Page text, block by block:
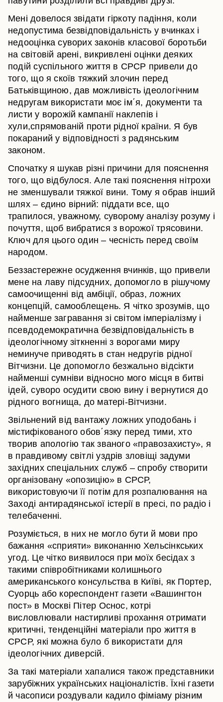
Мені довелося звідати гіркоту падіння, коли
недопустима безвідповідальність у вчинках і
недооцінка суворих законів класової боротьби
на світовій арені, викривлені оцінки деяких
подій суспільного життя в СРСР привели до
того, що я скоїв тяжкий злочин перед
Батьківщиною, дав можливість ідеологічним
недругам використати моє ім΄я, документи та
листи у ворожій кампанії наклепів і
хули,спрямованій проти рідної країни. Я був
покараний у відповідності з радянським
законом.
Спочатку я шукав різні причини для пояснення
того, що відбулося. Але такі пояснення нітрохи
не зменшували тяжкої вини. Тому я обрав інший
шлях – єдино вірний: піддати все, що
трапилося, уважному, суворому аналізу розуму і
почуття, щоб вибратися з ворожої трясовини.
Ключ для цього один – чесність перед своїм
народом.
Беззастережне осудження вчинків, що привели
мене на лаву підсудних, допомогло в рішучому
самоочищенні від амбіції, образ, ложних
концепцій, самооблещень. Я чітко зрозумів, що
найменше загравання зі світом імперіалізму і
псевдодемократична безвідповідальність в
ідеологічному зіткненні з ворогами миру
неминуче приводять в стан недругів рідної
Вітчизни. Це допомогло безжально відсікти
найменші сумніви відносно мого місця в битві
ідей, суворо осудити свою вину і вернутися до
рідного вогнища, до матері-Вітчизни.
Звільнений від вантажу ложних уподобань і
містифікованого обов΄язку перед тими, хто
творив апологію так званого «правозахисту», я
в правдивому світлі уздрів зловіщі задуми
західних спеціальних служб – спробу створити
організовану «опозицію» в СРСР,
використовуючи її потім для розпалювання на
Заході антирадянської істерії в пресі, по радіо і
телебаченні.
Розуміється, в них не могло бути й мови про
бажання «сприяти» виконанню Хельсінкських
угод. Це чітко виявилося при моїх бесідах з
такими співробітниками колишнього
американського консульства в Київі, як Портер,
Суорць або кореспондент газети «Вашингтон
пост» в Москві Пітер Оснос, котрі
висловлювали настирливі прохання отримати
критичні, тенденційні матеріали про життя в
СРСР, які можна було б використати для
ідеологічних диверсій.
За такі матеріали хапалися також представники
зарубіжних українських націоналістів. Їхні газети
й часописи роздували кадило фіміаму різним